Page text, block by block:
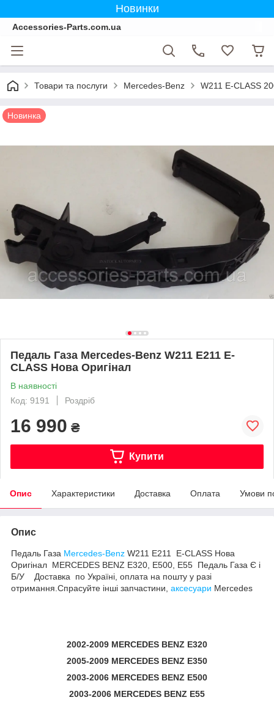
Новинки
Accessories-Parts.com.ua
Товари та послуги Mercedes-Benz W211 E-CLASS
Новинка
Педаль Газа Mercedes-Benz W211 E211 E-
CLASS Нова Оригінал
В наявності
Код: 9191
Роздріб
16 990 ₴
Купити
Опис Характеристики Доставка Оплата Умови
Опис
Педаль Газа Mercedes-Benz W211 E211 E-CLASS Нова
Оригінал MERCEDES BENZ E320, E500, E55 Педаль Газа Є і
Б/У Доставка по Україні, оплата на пошту у разі
отримання.Спрасуйте інші запчастини, аксесуари Mercedes
2002-2009 MERCEDES BENZ E320
2005-2009 MERCEDES BENZ E350
2003-2006 MERCEDES BENZ E500
2003-2006 MERCEDES BENZ E55